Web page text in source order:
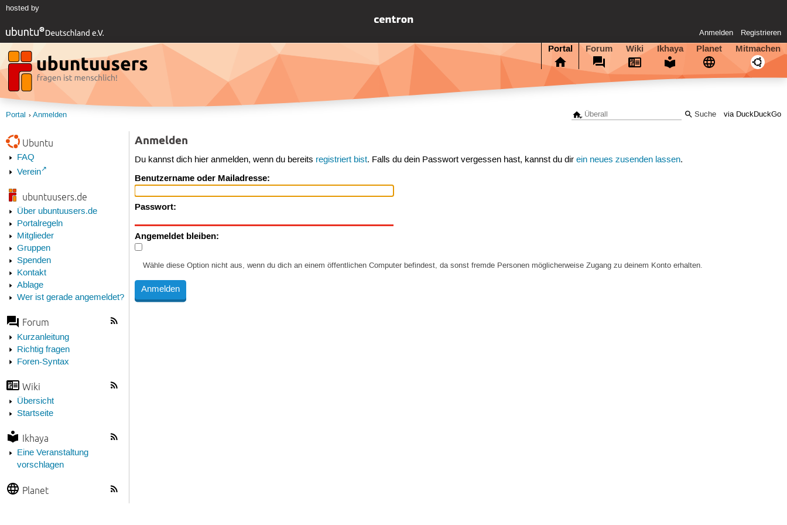
hosted by
Anmelden Registrieren
Portal Forum Wiki Ikhaya Planet Mitmachen
via DuckDuckGo
Portal Anmelden
Ubuntu
FAQ
Verein
ubuntuusers.de
Über ubuntuusers.de
Portalregeln
Mitglieder
Gruppen
Spenden
Kontakt
Ablage
Wer ist gerade angemeldet?
Forum
Kurzanleitung
Richtig fragen
Foren-Syntax
Wiki
Übersicht
Startseite
Ikhaya
Eine Veranstaltung
vorschlagen
Planet
Anmelden
Du kannst dich hier anmelden, wenn du bereits registriert bist. Falls du dein Passwort vergessen hast, kannst du direin neues zusenden lassen.
Benutzername oder Mailadresse:
Passwort:
Angemeldet bleiben:
Wähle diese Option nicht aus, wenn du dich an einem öffentlichen Computer befindest, da sonst fremde Personen möglicherweise Zugang zu deinem Konto erhalten.